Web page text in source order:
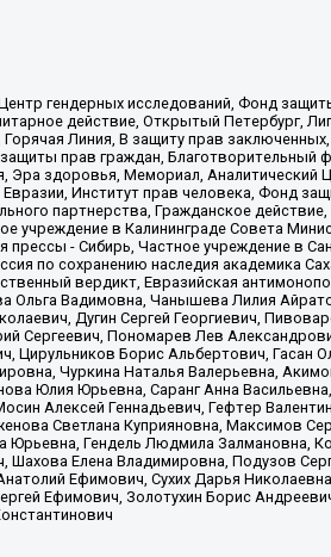
гендерных исследований, Фонд
действие, Открытый Петербург,
Линия, В защиту прав заключенных,
прав граждан,
Эра здоровья, Мемориал,
Институт прав человека, Фонд
партнерства, Гражданское
в Калининграде Совета
- Сибирь, Частное учреждение в
по сохранению наследия академика
вердикт, Евразийская
Ольга Вадимовна, Чанышева Лилия
Дугин Сергей Георгиевич,
Сергеевич, Пономарев Лев
Цирульников Борис Альбертович, Гасан
Чуркина Наталья Валерьевна,
Юлия Юрьевна, Саранг Анна
Алексей Геннадьевич, Гефтер
Светлана Куприяновна, Максимов
Юрьевна, Гендель Людмила Залмановна,
Елена Владимировна, Подузов
Ефимович, Сухих Дарья
Ефимович, Золотухин Борис